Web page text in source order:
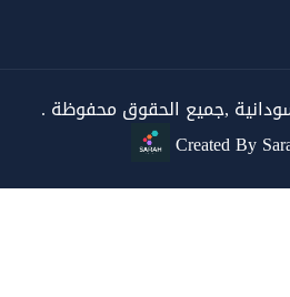
,جميع الحقوق محفوظة .
Created By